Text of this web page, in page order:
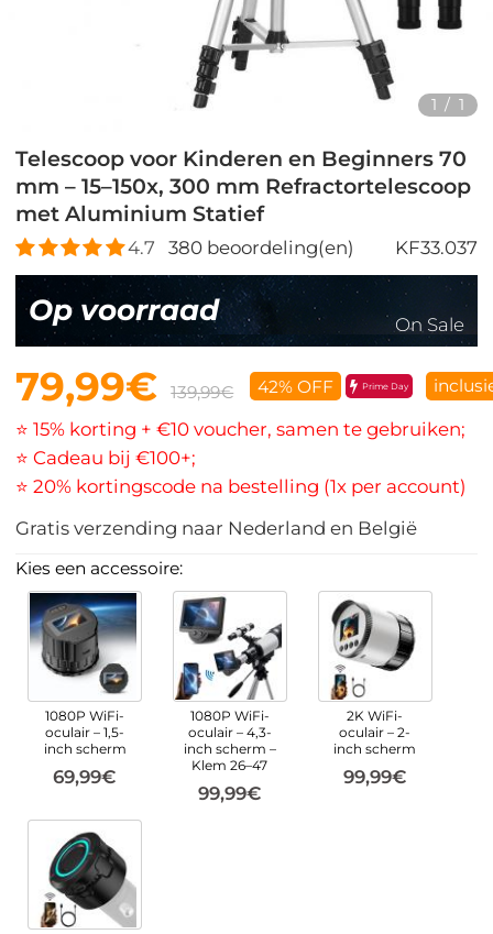
1 / 1
Telescoop voor Kinderen en Beginners 70
mm – 15–150x, 300 mm Refractortelescoop
met Aluminium Statief
4.7 380beoordeling(en) KF33.037
Op voorraad On Sale
79,99€ 139,99€ 42% OFF Prime Day
⭐ 15% korting + €10 voucher, samen te gebruiken;
⭐ Cadeau bij €100+;
⭐ 20% kortingscode na bestelling (1x per account)
Gratis verzending naar Nederland en België
Kies een accessoire:
1080P WiFi-
oculair – 1,5-
inch scherm
69,99€
1080P WiFi-
oculair – 4,3-
inch scherm –
Klem 26–47
99,99€
2K WiFi-
oculair – 2-
inch scherm
99,99€